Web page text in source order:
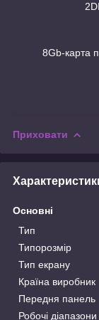
8Gb-карта
Приховати
Основні
Тип
Типорозмір
Тип екрану
Країна виробник
Передня панель
Робочі